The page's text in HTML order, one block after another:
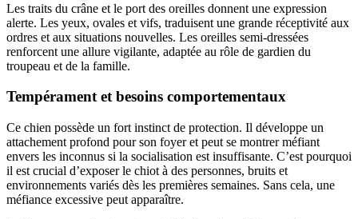
Les traits du crâne et le port des oreilles donnent une expression
alerte. Les yeux, ovales et vifs, traduisent une grande réceptivité aux
ordres et aux situations nouvelles. Les oreilles semi-dressées
renforcent une allure vigilante, adaptée au rôle de gardien du
troupeau et de la famille.
Tempérament et besoins comportementaux
Ce chien possède un fort instinct de protection. Il développe un
attachement profond pour son foyer et peut se montrer méfiant
envers les inconnus si la socialisation est insuffisante. C’est pourquoi
il est crucial d’exposer le chiot à des personnes, bruits et
environnements variés dès les premières semaines. Sans cela, une
méfiance excessive peut apparaître.